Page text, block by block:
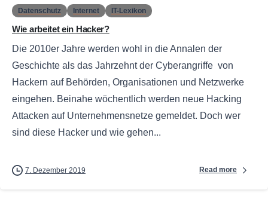
Datenschutz Internet IT-Lexikon
Wie arbeitet ein Hacker?
Die 2010er Jahre werden wohl in die Annalen der
Geschichte als das Jahrzehnt der Cyberangriffe von
Hackern auf Behörden, Organisationen und Netzwerke
eingehen. Beinahe wöchentlich werden neue Hacking
Attacken auf Unternehmensnetze gemeldet. Doch wer
sind diese Hacker und wie gehen...
7. Dezember 2019 Read more